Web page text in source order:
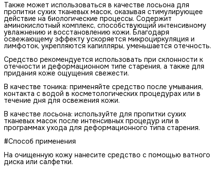
Также может использоваться в качестве лосьона для
пропитки сухих тканевых масок, оказывая стимулирующее
действие на биологические процессы. Содержит
аминокислотный комплекс, способствующий интенсивному
увлажнению и восстановлению кожи. Благодаря
освежающему эффекту ускоряется микроциркуляция и
лимфоток, укрепляются капилляры, уменьшается отечность.
Средство рекомендуется использовать при склонности к
отечности и деформационном типе старения, а также для
придания коже ощущения свежести.
В качестве тоника: применяйте средство после умывания,
контакта с водой в косметологических процедурах или в
течение дня для освежения кожи.
В качестве лосьона: используйте для пропитки сухих
тканевых масок после интенсивных процедур или в
программах ухода для деформационного типа старения.
#Способ применения
На очищенную кожу нанесите средство с помощью ватного
диска или салфетки.